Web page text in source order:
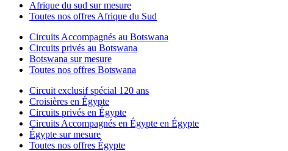
Afrique du sud sur mesure
Toutes nos offres Afrique du Sud
Circuits Accompagnés au Botswana
Circuits privés au Botswana
Botswana sur mesure
Toutes nos offres Botswana
Circuit exclusif spécial 120 ans
Croisières en Égypte
Circuits privés en Égypte
Circuits Accompagnés en Égypte en Égypte
Égypte sur mesure
Toutes nos offres Égypte